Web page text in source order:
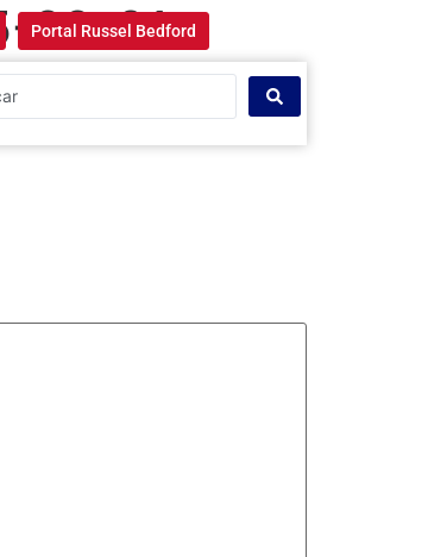
Portal Russel Bedford
22-31-